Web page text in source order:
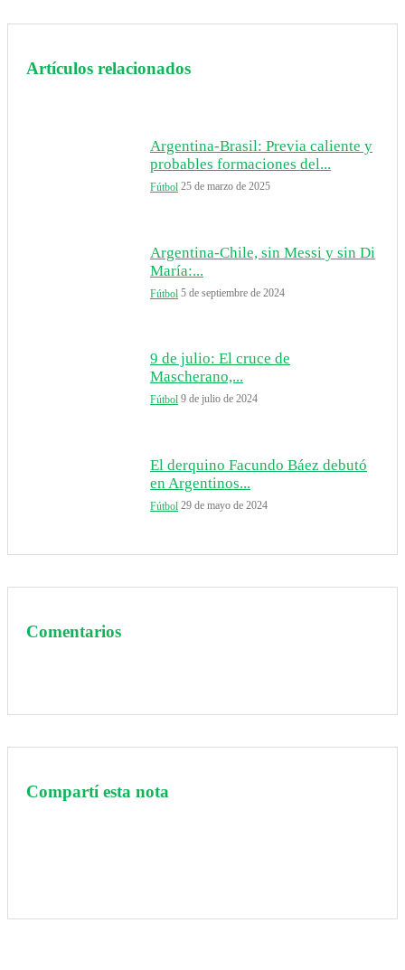
Artículos relacionados
Argentina-Brasil: Previa caliente y
probables formaciones del...
Fútbol 25 de marzo de 2025
Argentina-Chile, sin Messi y sin Di
María:...
Fútbol 5 de septiembre de 2024
9 de julio: El cruce de
Mascherano,...
Fútbol 9 de julio de 2024
El derquino Facundo Báez debutó
en Argentinos...
Fútbol 29 de mayo de 2024
Comentarios
Compartí esta nota